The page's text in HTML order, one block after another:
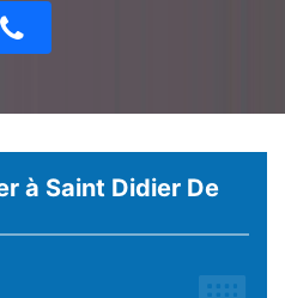
à Saint Didier De